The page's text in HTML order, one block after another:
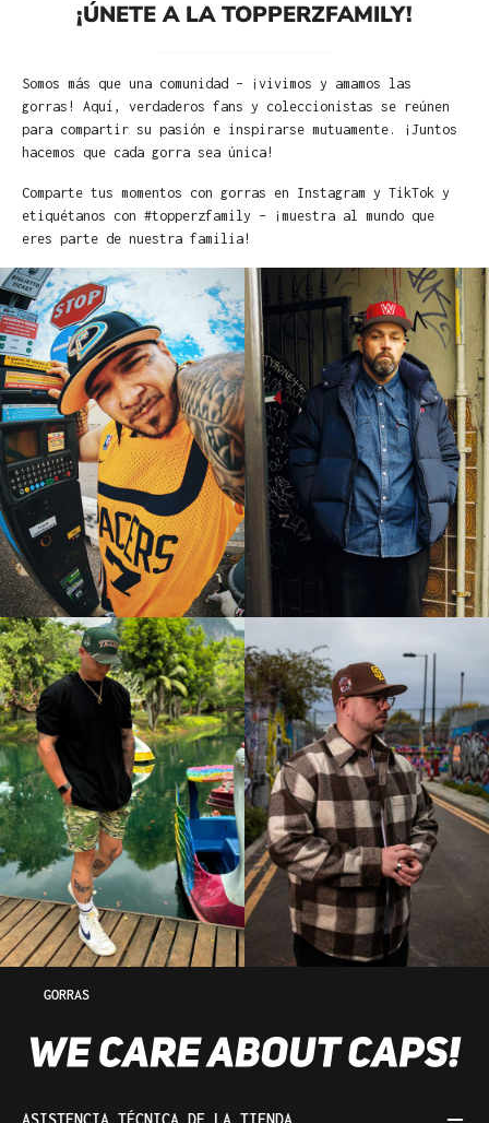
¡ÚNETE A LA TOPPERZFAMILY!
Somos más que una comunidad – ¡vivimos y amamos las
gorras! Aquí, verdaderos fans y coleccionistas se reúnen
para compartir su pasión e inspirarse mutuamente. ¡Juntos
hacemos que cada gorra sea única!
Comparte tus momentos con gorras en Instagram y TikTok y
etiquétanos con #topperzfamily – ¡muestra al mundo que
eres parte de nuestra familia!
GORRAS
ASISTENCIA TÉCNICA DE LA TIENDA